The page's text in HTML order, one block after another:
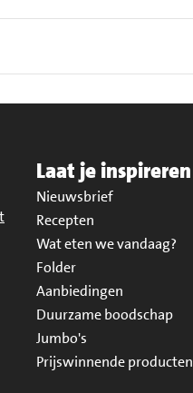
Laat je inspireren
Nieuwsbrief
Recepten
Wat eten we vandaag?
Folder
Aanbiedingen
Duurzame boodschap
Jumbo's
Prijswinnende producten